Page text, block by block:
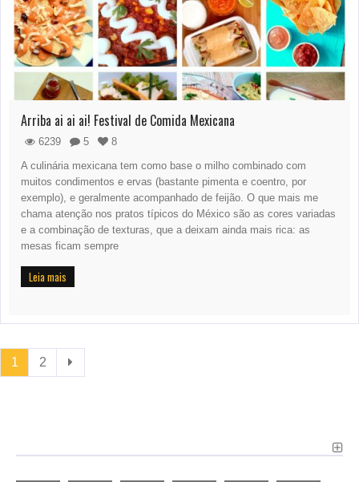
Arriba ai ai ai! Festival de Comida Mexicana
6239 5
8
A culinária mexicana tem como base o milho combinado com
muitos condimentos e ervas (bastante pimenta e coentro, por
exemplo), e geralmente acompanhado de feijão. O que mais me
chama atenção nos pratos típicos do México são as cores variadas
e a combinação de texturas, que a deixam ainda mais rica: as
mesas ficam sempre
Leia mais
1 2